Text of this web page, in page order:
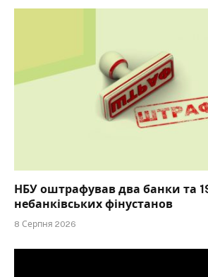
НБУ оштрафував два банки та
небанківських фінустанов
8 Серпня 2026